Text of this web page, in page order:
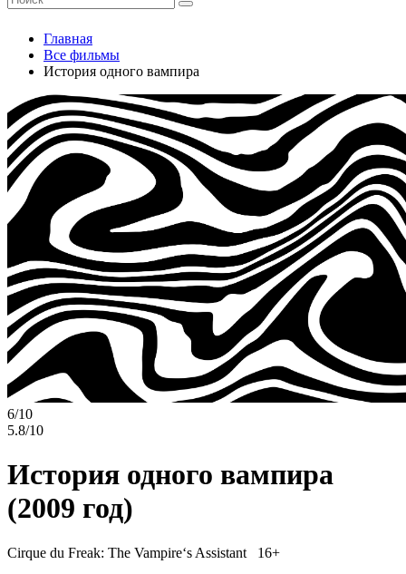
Главная
Все фильмы
История одного вампира
6/10
5.8/10
История одного вампира
(2009 год)
Cirque du Freak: The Vampire‘s Assistant 16+